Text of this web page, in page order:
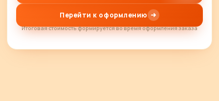
Перейти к оформлению
Итоговая стоимость формируется во время оформления заказа